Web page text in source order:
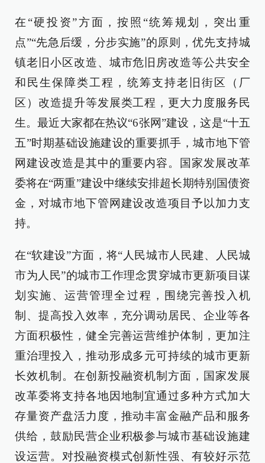
在“硬投资”方面，按照“统筹规划，突出重
点”“先急后缓，分步实施”的原则，优先支持城
镇老旧小区改造、城市危旧房改造等公共安全
和民生保障类工程，统筹支持老旧街区（厂
区）改造提升等发展类工程，更大力度服务民
生。最近大家都在热议“6张网”建设，这是“十五
五”时期基础设施建设的重要抓手，城市地下管
网建设改造是其中的重要内容。国家发展改革
委将在“两重”建设中继续安排超长期特别国债资
金，对城市地下管网建设改造项目予以加力支
持。
在“软建设”方面，将“人民城市人民建、人民城
市为人民”的城市工作理念贯穿城市更新项目谋
划实施、运营管理全过程，围绕完善投入机
制、提高投入效率，充分调动居民、企业等各
方面积极性，健全完善运营维护体制，更加注
重治理投入，推动形成多元可持续的城市更新
长效机制。在创新投融资机制方面，国家发展
改革委将支持各地因地制宜通过多种方式加大
存量资产盘活力度，推动丰富金融产品和服务
供给，鼓励民营企业积极参与城市基础设施建
设运营。对投融资模式创新性强、有较好示范